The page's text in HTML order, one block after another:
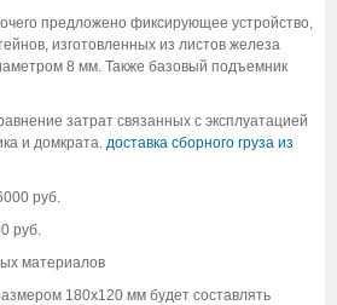
предложено фиксирующее устройство,
изготовленных из листов железа
8 мм. Также базовый подъемник
затрат связанных с эксплуатацией
и домкрата. доставка сборного груза из
руб.
руб.
материалов
180х120 мм будет составлять